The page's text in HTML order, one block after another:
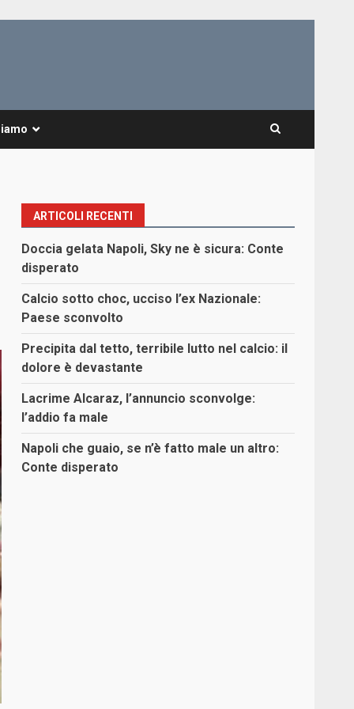
ARTICOLI RECENTI
Doccia gelata Napoli, Sky ne è sicura: Conte
disperato
Calcio sotto choc, ucciso l’ex Nazionale:
Paese sconvolto
Precipita dal tetto, terribile lutto nel calcio: il
dolore è devastante
Lacrime Alcaraz, l’annuncio sconvolge:
l’addio fa male
Napoli che guaio, se n’è fatto male un altro:
Conte disperato